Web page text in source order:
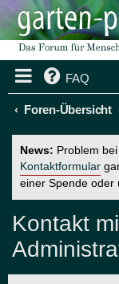
FAQ
Foren-Übersicht
News: Problem
Kontaktformular
einer Spende oder
Kontakt